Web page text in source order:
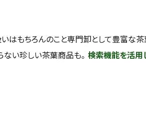
はもちろんのこと専門卸として豊富な
ない珍しい茶葉商品も。検索機能を活用